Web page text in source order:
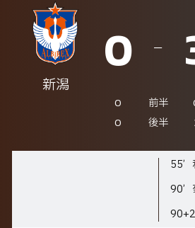
新潟
0
0 前半
0
後半
55’
90’